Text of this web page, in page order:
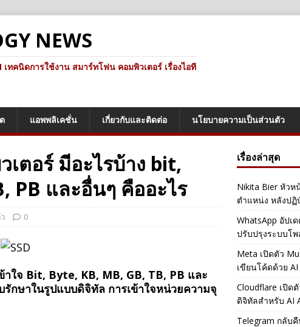
NEWS
เทคนิดการใช้งาน สมาร์ทโฟน คอมพิวเตอร์ เรื่องไอที
แอพพลิเคชั่น เกี่ยวกับและติดต่อ นโยบายความเป็นส่วนตัว
ตอร์ มีอะไรบ้าง bit,
PB และอื่นๆ คืออะไร
0
ใจ Bit, Byte, KB, MB, GB, TB, PB และ
กษาในรูปแบบดิจิทัล การเข้าใจหน่วยความจุ
เรื่องล่าสุด
Nikita Bier หัว
ตำแหน่ง หลังป
WhatsApp อัปเ
ปรับปรุงระบบโ
Meta เปิดตัว
เขียนโค้ดด้วย AI
Cloudflare เปิด
ดิจิทัลสำหรับ AI
Telegram กลับ